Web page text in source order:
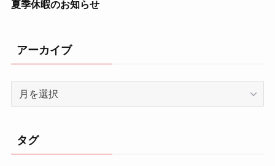
夏季休暇のお知らせ
アーカイブ
ブ
タグ